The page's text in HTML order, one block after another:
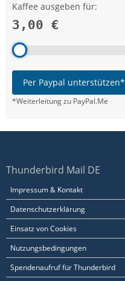
Kaffee ausgeben für:
3,00 €
Per Paypal unterstützen*
*Weiterleitung zu PayPal.Me
Thunderbird Mail DE
Impressum & Kontakt
Datenschutzerklärung
Einsatz von Cookies
Nutzungsbedingungen
Spendenaufruf für Thunderbird